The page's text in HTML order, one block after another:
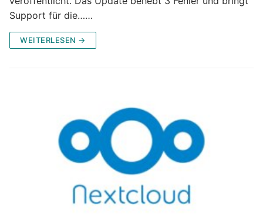
Support für die……
WEITERLESEN →